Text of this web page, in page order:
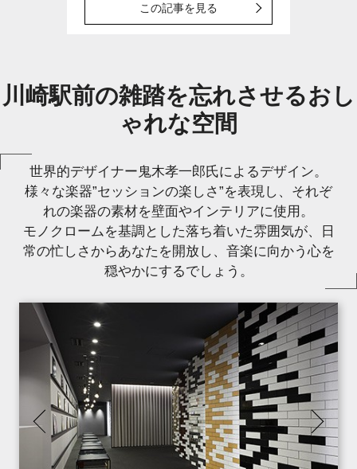
この記事を見る
川崎駅前の雑踏を忘れさせるおし
ゃれな空間
世界的デザイナー鬼木孝一郎氏によるデザイン。
様々な楽器”セッションの楽しさ”を表現し、それぞ
れの楽器の素材を壁面やインテリアに使用。
モノクロームを基調とした落ち着いた雰囲気が、日
常の忙しさからあなたを開放し、音楽に向かう心を
穏やかにするでしょう。